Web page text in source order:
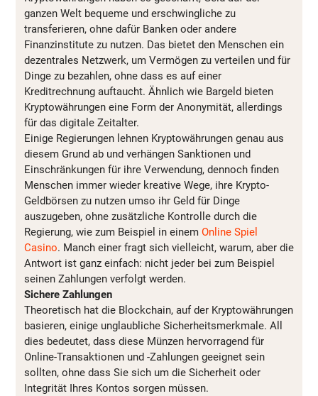
ganzen Welt bequeme und erschwingliche zu
transferieren, ohne dafür Banken oder andere
Finanzinstitute zu nutzen. Das bietet den Menschen ein
dezentrales Netzwerk, um Vermögen zu verteilen und für
Dinge zu bezahlen, ohne dass es auf einer
Kreditrechnung auftaucht. Ähnlich wie Bargeld bieten
Kryptowährungen eine Form der Anonymität, allerdings
für das digitale Zeitalter.
Einige Regierungen lehnen Kryptowährungen genau aus
diesem Grund ab und verhängen Sanktionen und
Einschränkungen für ihre Verwendung, dennoch finden
Menschen immer wieder kreative Wege, ihre Krypto-
Geldbörsen zu nutzen umso ihr Geld für Dinge
auszugeben, ohne zusätzliche Kontrolle durch die
Regierung, wie zum Beispiel in einem Online Spiel
Casino. Manch einer fragt sich vielleicht, warum, aber die
Antwort ist ganz einfach: nicht jeder bei zum Beispiel
seinen Zahlungen verfolgt werden.
Sichere Zahlungen
Theoretisch hat die Blockchain, auf der Kryptowährungen
basieren, einige unglaubliche Sicherheitsmerkmale. All
dies bedeutet, dass diese Münzen hervorragend für
Online-Transaktionen und -Zahlungen geeignet sein
sollten, ohne dass Sie sich um die Sicherheit oder
Integrität Ihres Kontos sorgen müssen.